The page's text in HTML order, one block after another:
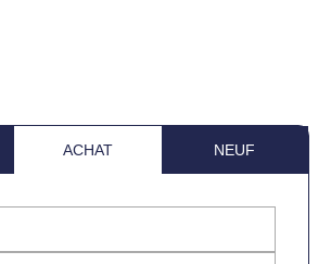
ACHAT NEUF